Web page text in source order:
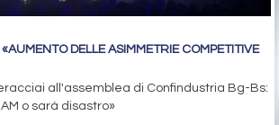
DELLE ASIMMETRIE COMPETITIVE
all'assemblea di Confindustria Bg-Bs:
o sarà disastro»